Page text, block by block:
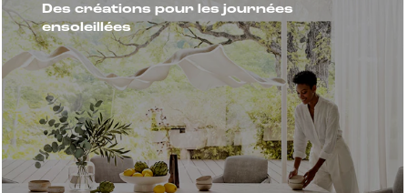
Des créations pour les journées
ensoleillées